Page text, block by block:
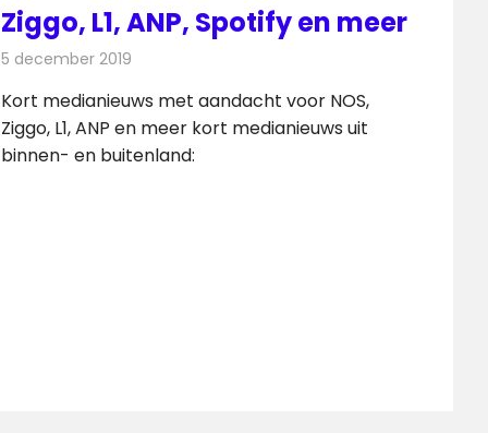
Ziggo, L1, ANP, Spotify en meer
5 december 2019
Kort medianieuws met aandacht voor NOS,
Ziggo, L1, ANP en meer kort medianieuws uit
binnen- en buitenland: